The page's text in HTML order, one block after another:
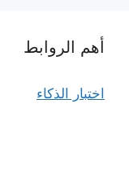
أهم الروابط
اختبار الذكاء